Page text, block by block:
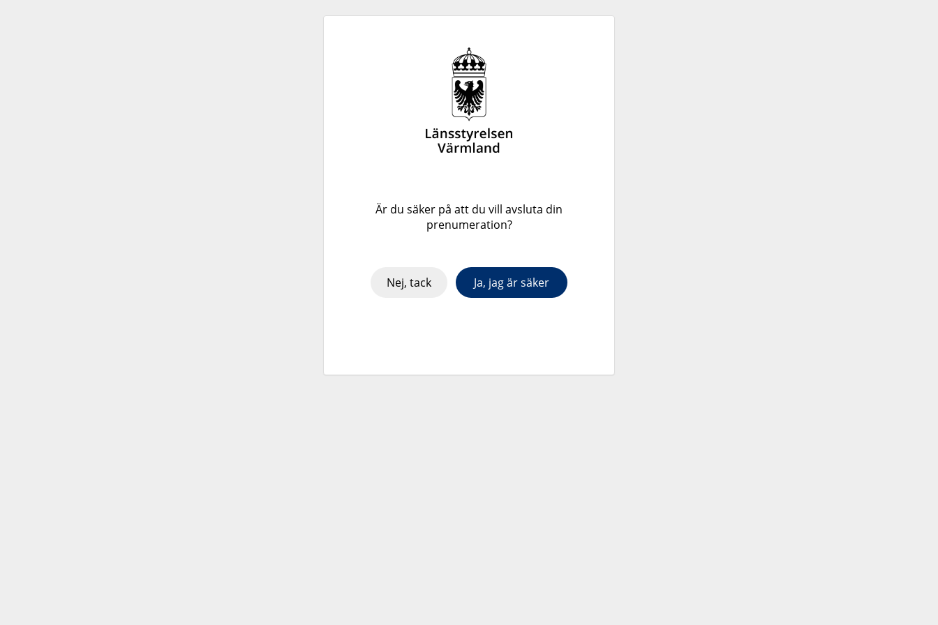
Är du säker på att du vill avsluta din
prenumeration?
Nej, tack